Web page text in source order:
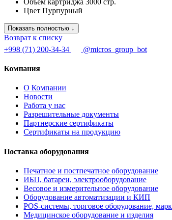
Цвет Пурпурный
Показать полностью ↓
Возврат к списку
+998 (71) 200-34-34
@micros_group_bot
Компания
О Компании
Новости
Работа у нас
Разрешительные документы
Партнерские сертификаты
Сертификаты на продукцию
Поставка оборудования
Печатное и постпечатное оборудование
ИБП, батареи, электрооборудование
Весовое и измерительное оборудование
Оборудование автоматизации и КИП
POS-системы, торговое оборудование,
Медицинское оборудование и изделия